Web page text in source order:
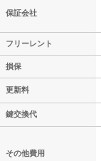
保証会社
フリーレント
損保
更新料
鍵交換代
その他費用